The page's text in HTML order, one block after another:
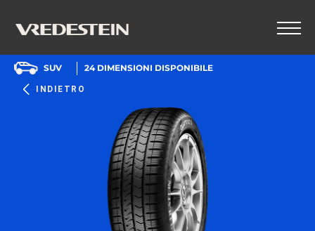
INDIETRO
SUV 24DIMENSIONI DISPONIBILE